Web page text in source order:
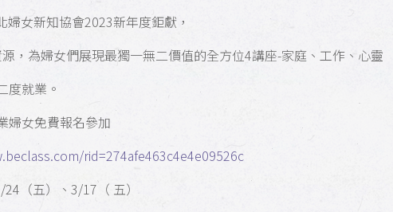
婦女新知協會2023新年度鉅獻，
，為婦女們展現最獨一無二價值的全方位4講座-家庭、工作、心靈
度就業。
婦女免費報名參加
rid=274afe463c4e4e09526c
（五）、3/17（ 五）